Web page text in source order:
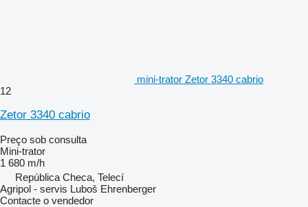
mini-trator Zetor 3340 cabrio
12
Zetor 3340 cabrio
Preço sob consulta
Mini-trator
1 680 m/h
República Checa, Telecí
Agripol - servis Luboš Ehrenberger
Contacte o vendedor